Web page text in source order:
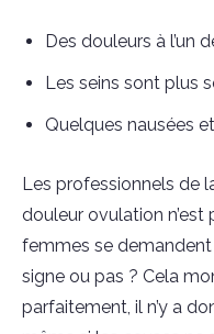
Des douleurs à l’un
Les seins sont plus
Quelques nausées
Les professionnels de
douleur ovulation
femmes se demandent
signe ou pas ? Cela
parfaitement, il n’y a